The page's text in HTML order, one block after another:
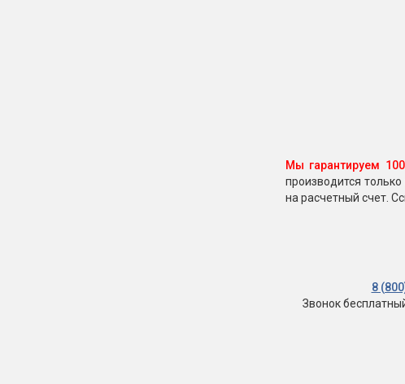
Мы гарантируем
производится
на расчетный счет.
8
Звонок